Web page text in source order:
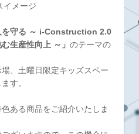
イメージ
を守る ～ i-Construction 2.0
生産性向上 ～」 のテーマの
、土曜日限定キッズスペー
す。
ある商品をご紹介いたしま